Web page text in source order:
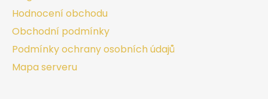
Hodnocení obchodu
Obchodní podmínky
Podmínky ochrany osobních údajů
Mapa serveru